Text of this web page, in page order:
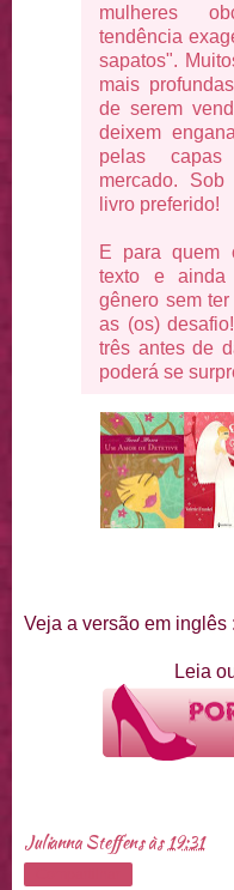
mulheres
tendência
sapatos".
mais
de serem
deixem
pelas
mercado.
livro preferido!
E para quem
texto e
gênero sem
as (os)
três antes de
poderá se
Veja a versão em inglês :
Leia
Julianna Steffensàs19:31